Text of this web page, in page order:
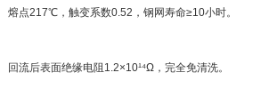
熔点217℃，触变系数0.52，钢网寿命≥10小时。
回流后表面绝缘电阻1.2×10¹⁴Ω，完全免清洗。